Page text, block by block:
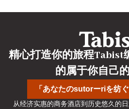
「あなたのsutorーriを纺
精心打造你的旅程Tabist
的属于你自己的
从经济实惠的商务酒店到历史悠久的